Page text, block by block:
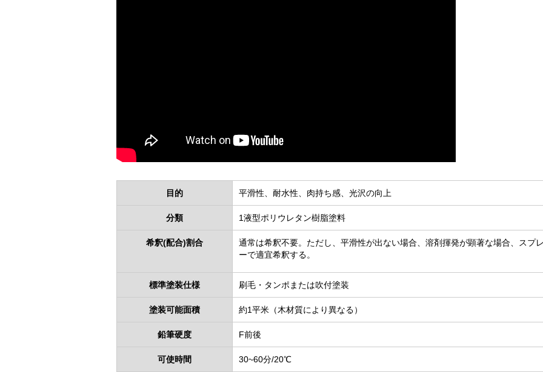
目的 平滑性、耐水性、肉持ち感、光沢の向上
分類 1液型ポリウレタン樹脂塗料
希釈(配合)割合
通常は希釈不要。ただし、平滑性が出ない場合、溶剤揮発が顕著な場合、スプ
ーで適宜希釈する。
標準塗装仕様 刷毛・タンポまたは吹付塗装
塗装可能面積 約1平米（木材質により異なる）
鉛筆硬度 F前後
可使時間 30~60分/20℃